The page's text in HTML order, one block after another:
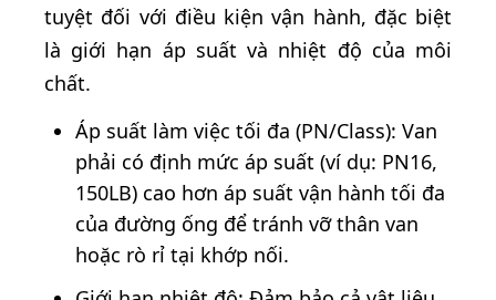
tuyệt đối với điều kiện vận hành, đặc biệt
là giới hạn áp suất và nhiệt độ của môi
chất.
Áp suất làm việc tối đa (PN/Class): Van
phải có định mức áp suất (ví dụ: PN16,
150LB) cao hơn áp suất vận hành tối đa
của đường ống để tránh vỡ thân van
hoặc rò rỉ tại khớp nối.